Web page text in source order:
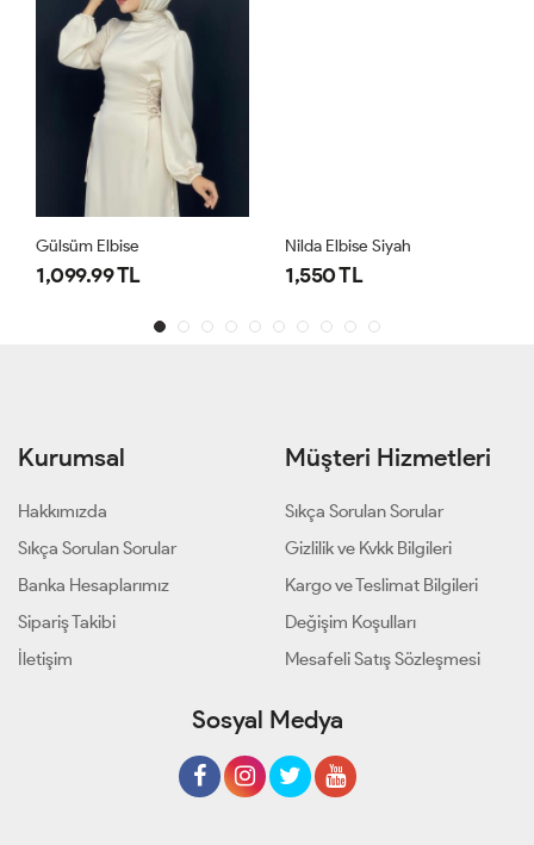
Gülsüm Elbise
1,099.99 TL
Nilda Elbise Siyah
1,550 TL
Kurumsal
Hakkımızda
Sıkça Sorulan Sorular
Banka Hesaplarımız
Sipariş Takibi
İletişim
Müşteri Hizmetleri
Sıkça Sorulan Sorular
Gizlilik ve Kvkk Bilgileri
Kargo ve Teslimat Bilgileri
Değişim Koşulları
Mesafeli Satış Sözleşmesi
Sosyal Medya